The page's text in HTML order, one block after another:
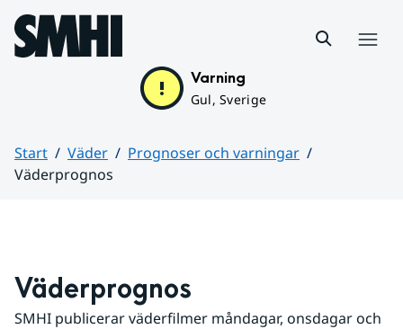
Hoppa till sidans innehåll
Varning
Gul, Sverige
Start Väder
Prognoser och varningar
Väderprognos
Väderprognos
SMHI publicerar väderfilmer måndagar, onsdagar och